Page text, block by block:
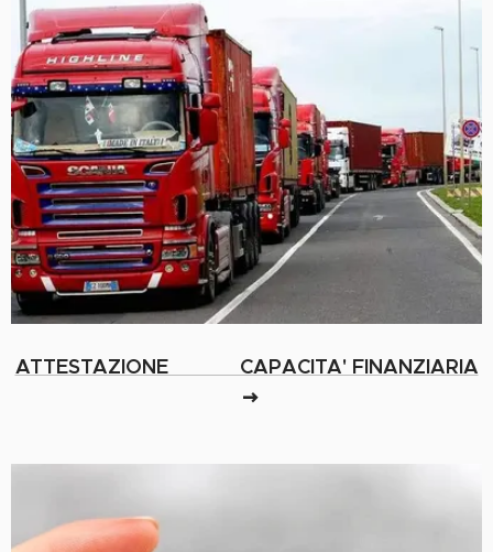
ATTESTAZIONE CAPACITA' FINANZIARIA